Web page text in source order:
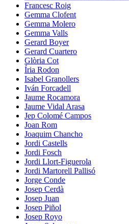
Francesc Roig
Gemma Clofent
Gemma Molero
Gemma Valls
Gerard Boyer
Gerard Cuartero
Glòria Cot
Íria Rodon
Isabel Granollers
Iván Forcadell
Jaume Rocamora
Jaume Vidal Arasa
Jep Colomé Campos
Joan Rom
Joaquim Chancho
Jordi Castells
Jordi Fosch
Jordi Llort-Figuerola
Jordi Martorell Pallisó
Jorge Conde
Josep Cerdà
Josep Juan
Josep Piñol
Josep Royo